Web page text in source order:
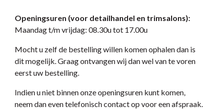
Openingsuren (voor detailhandel en trimsalons):
Maandag t/m vrijdag: 08.30u tot 17.00u
Mocht u zelf de bestelling willen komen ophalen dan is
dit mogelijk. Graag ontvangen wij dan wel van te voren
eerst uw bestelling.
Indien u niet binnen onze openingsuren kunt komen,
neem dan even telefonisch contact op voor een afspraak.